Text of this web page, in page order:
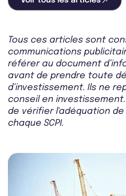
Tous ces articles sont
communications
référer au document
avant de prendre toute
d’investissement. Ils ne
conseil en
de vérifier l'adéquation
chaque SCPI.